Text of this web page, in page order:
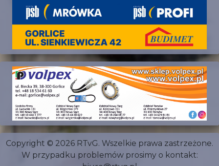
Copyright © 2026 RTvG. Wszelkie prawa zastrzeżone.
W przypadku problemów prosimy o kontakt: